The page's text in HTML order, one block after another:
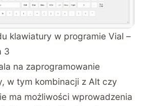
klawiatury w programie Vial –
3
na zaprogramowanie
w tym kombinacji z Alt czy
ma możliwości wprowadzenia